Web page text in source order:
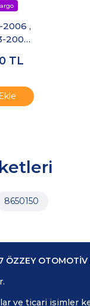
2006 ,
2006
TL
8650150
OTOMOTİV
ve ticari isimler